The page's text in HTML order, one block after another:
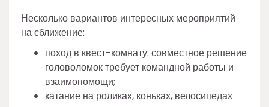
Несколько вариантов интересных мероприятий
на сближение:
поход в квест-комнату: совместное решение
головоломок требует командной работы и
взаимопомощи;
катание на роликах, коньках, велосипедах